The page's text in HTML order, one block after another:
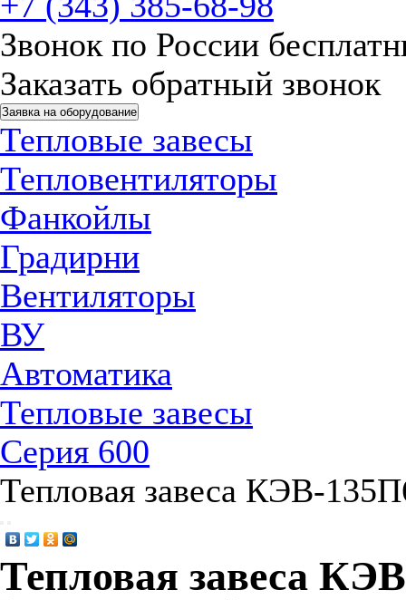
Звонок по России
Заказать обратный звонок
Заявка на оборудование
Тепловые завесы
Тепловентиляторы
Фанкойлы
Градирни
Вентиляторы
ВУ
Автоматика
Тепловые завесы
Серия 600
Тепловая завеса КЭВ-
Тепловая завеса